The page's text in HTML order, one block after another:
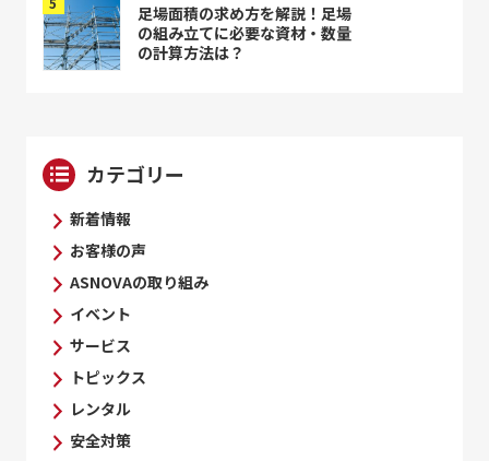
足場面積の求め方を解説！足場
の組み立てに必要な資材・数量
の計算方法は？
カテゴリー
新着情報
お客様の声
ASNOVAの取り組み
イベント
サービス
トピックス
レンタル
安全対策